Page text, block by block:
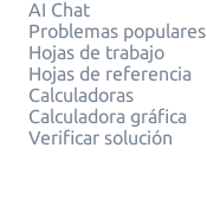
AI Chat
Problemas populares
Hojas de trabajo
Hojas de referencia
Calculadoras
Calculadora gráfica
Verificar solución